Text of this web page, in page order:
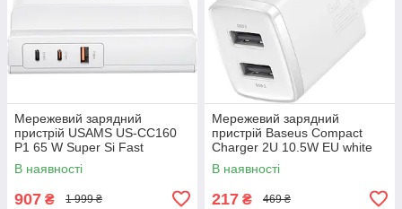
Мережевий зарядний
пристрій USAMS US-CC160
P1 65 W Super Si Fast
Charging USB Extension
Socket white
В наявності
907 ₴ 1 999 ₴
Мережевий зарядний
пристрій Baseus Compact
Charger 2U 10.5W EU white
(CCXJ010202)
В наявності
217 ₴ 469 ₴